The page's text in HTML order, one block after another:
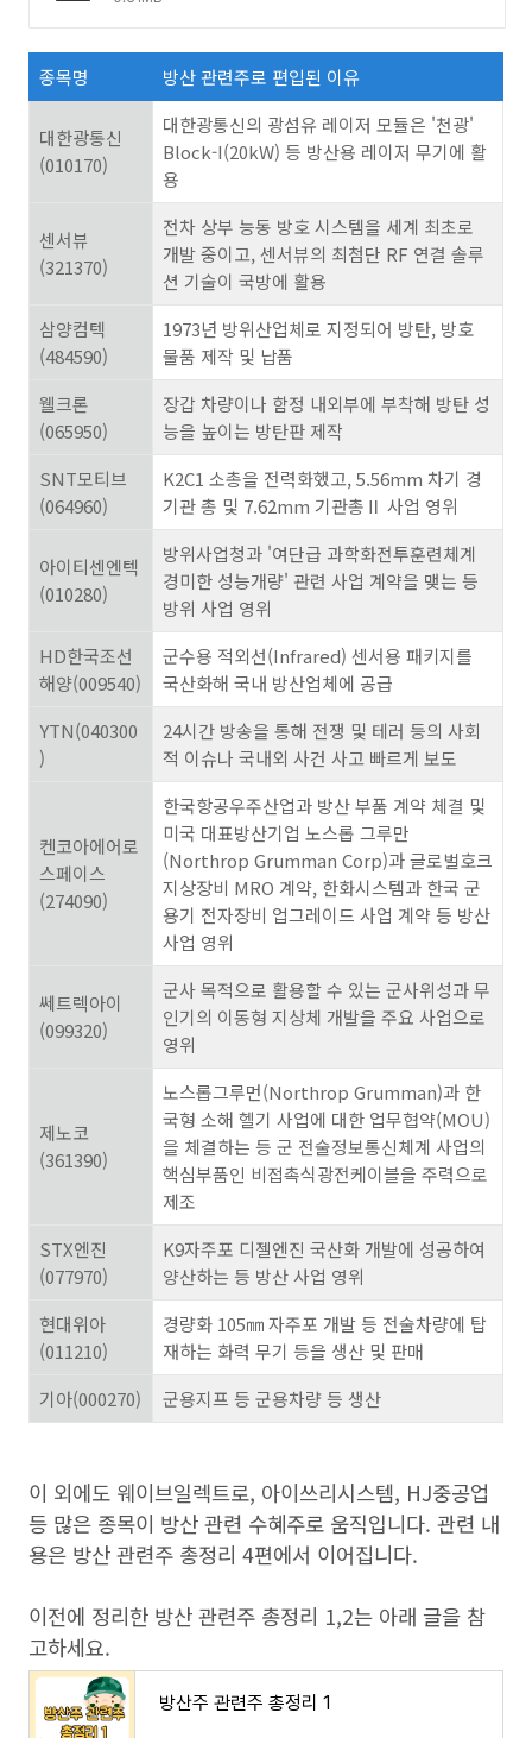
종목명 방산 관련주로 편입된 이유
대한광통신
(010170)
대한광통신의 광섬유 레이저 모듈은 '천광'
Block-I(20kW) 등 방산용 레이저 무기에 활
용
센서뷰
(321370)
전차 상부 능동 방호 시스템을 세계 최초로
개발 중이고, 센서뷰의 최첨단 RF 연결 솔루
션 기술이 국방에 활용
삼양컴텍
(484590)
1973년 방위산업체로 지정되어 방탄, 방호
물품 제작 및 납품
웰크론
(065950)
장갑 차량이나 함정 내외부에 부착해 방탄 성
능을 높이는 방탄판 제작
SNT모티브
(064960)
K2C1 소총을 전력화했고, 5.56mm 차기 경
기관 총 및 7.62mm 기관총Ⅱ 사업 영위
아이티센엔텍
(010280)
방위사업청과 '여단급 과학화전투훈련체계
경미한 성능개량' 관련 사업 계약을 맺는 등
방위 사업 영위
HD한국조선
해양(009540)
군수용 적외선(Infrared) 센서용 패키지를
국산화해 국내 방산업체에 공급
YTN(040300
)
24시간 방송을 통해 전쟁 및 테러 등의 사회
적 이슈나 국내외 사건 사고 빠르게 보도
켄코아에어로
스페이스
(274090)
한국항공우주산업과 방산 부품 계약 체결 및
미국 대표방산기업 노스롭 그루만
(Northrop Grumman Corp)과 글로벌호크
지상장비 MRO 계약, 한화시스템과 한국 군
용기 전자장비 업그레이드 사업 계약 등 방산
사업 영위
쎄트렉아이
(099320)
군사 목적으로 활용할 수 있는 군사위성과 무
인기의 이동형 지상체 개발을 주요 사업으로
영위
제노코
(361390)
노스롭그루먼(Northrop Grumman)과 한
국형 소해 헬기 사업에 대한 업무협약(MOU)
을 체결하는 등 군 전술정보통신체계 사업의
핵심부품인 비접촉식광전케이블을 주력으로
제조
STX엔진
(077970)
K9자주포 디젤엔진 국산화 개발에 성공하여
양산하는 등 방산 사업 영위
현대위아
(011210)
경량화 105㎜ 자주포 개발 등 전술차량에 탑
재하는 화력 무기 등을 생산 및 판매
기아(000270)
군용지프 등 군용차량 등 생산
이 외에도 웨이브일렉트로, 아이쓰리시스템, HJ중공업
등 많은 종목이 방산 관련 수혜주로 움직입니다. 관련 내
용은 방산 관련주 총정리 4편에서 이어집니다.
이전에 정리한 방산 관련주 총정리 1,2는 아래 글을 참
고하세요.
방산주 관련주 총정리 1